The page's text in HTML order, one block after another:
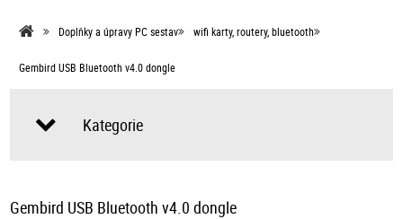
Doplňky a úpravy PC sestav wifi karty, routery, bluetooth
Gembird USB Bluetooth v4.0 dongle
Kategorie
Gembird USB Bluetooth v4.0 dongle